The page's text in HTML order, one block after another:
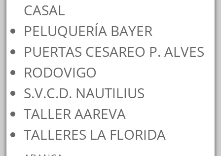
CASAL
PELUQUERÍA BAYER
PUERTAS CESAREO P. ALVES
RODOVIGO
S.V.C.D. NAUTILIUS
TALLER AAREVA
TALLERES LA FLORIDA